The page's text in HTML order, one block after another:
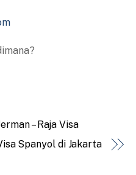
– Raja Visa
Spanyol di Jakarta